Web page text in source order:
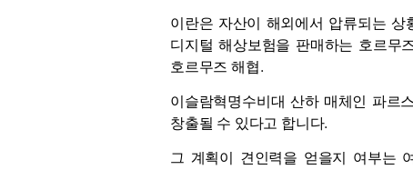
이란은 자산이 해외에서 압류되는
디지털 해상보험을 판매하는 호르무
호르무즈 해협.
이슬람혁명수비대 산하 매체인 파르
창출될 수 있다고 합니다.
그 계획이 견인력을 얻을지 여부는